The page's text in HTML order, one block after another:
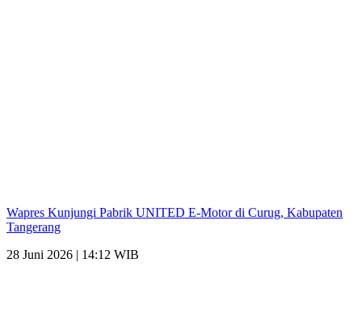
Wapres Kunjungi Pabrik UNITED E-Motor di Curug, Kabupaten
Tangerang
28 Juni 2026 | 14:12 WIB